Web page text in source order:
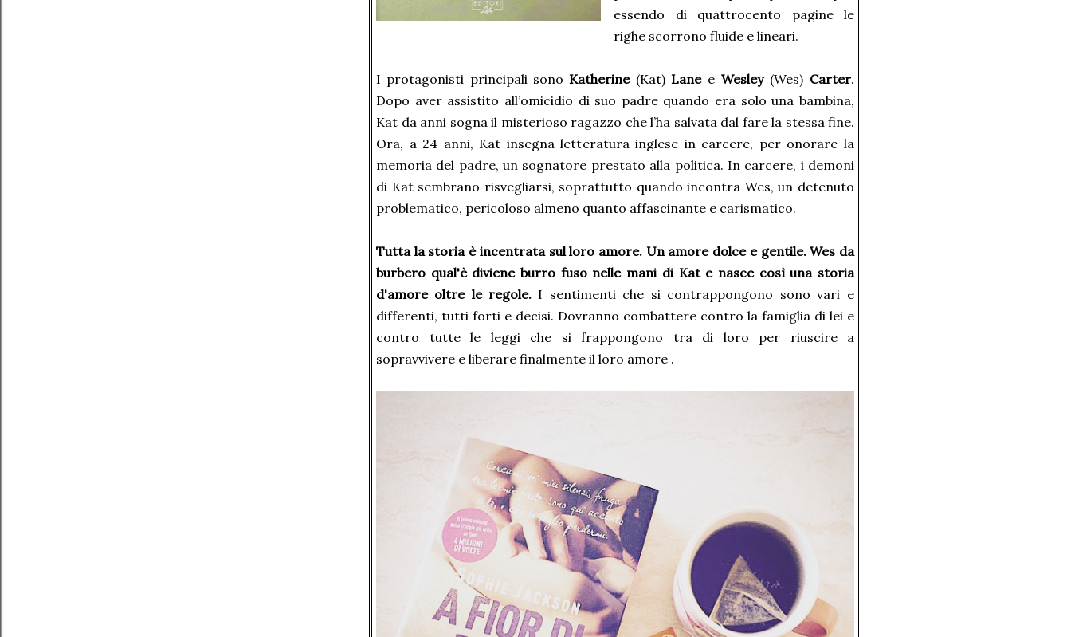
essendo di quattrocento pagine le
righe scorrono fluide e lineari.
I protagonisti principali sono Katherine(Kat) Lane e Wesley (Wes) Carter.
Dopo aver assistito all’omicidio di suo padre quando era solo una bambina,
Kat da anni sogna il misterioso ragazzo che l’ha salvata dal fare la stessa fine.
Ora, a 24 anni, Kat insegna letteratura inglese in carcere, per onorare la
memoria del padre, un sognatore prestato alla politica. In carcere, i demoni
di Kat sembrano risvegliarsi, soprattutto quando incontra Wes, un detenuto
problematico, pericoloso almeno quanto affascinante e carismatico.
Tutta la storia è incentrata sul loro amore. Un amore dolce e gentile. Wes da
burbero qual'è diviene burro fuso nelle mani di Kat e nasce così una storia
d'amore oltre le regole. I sentimenti che si contrappongono sono vari e
differenti, tutti forti e decisi. Dovranno combattere contro la famiglia di lei e
contro tutte le leggi che si frappongono tra di loro per riuscire a
sopravvivere e liberare finalmente il loro amore .